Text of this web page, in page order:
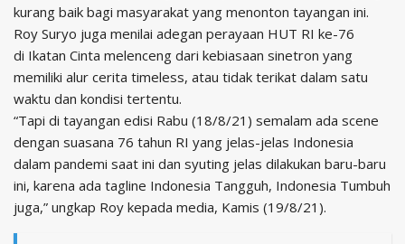
kurang baik bagi masyarakat yang menonton tayangan ini.
Roy Suryo juga menilai adegan perayaan HUT RI ke-76
di Ikatan Cinta melenceng dari kebiasaan sinetron yang
memiliki alur cerita timeless, atau tidak terikat dalam satu
waktu dan kondisi tertentu.
“Tapi di tayangan edisi Rabu (18/8/21) semalam ada scene
dengan suasana 76 tahun RI yang jelas-jelas Indonesia
dalam pandemi saat ini dan syuting jelas dilakukan baru-baru
ini, karena ada tagline Indonesia Tangguh, Indonesia Tumbuh
juga,” ungkap Roy kepada media, Kamis (19/8/21).